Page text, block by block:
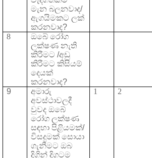
මැන බලනවාද/
ඇගයිමකට ලක්
කරනවාද?
8
ඔබේ රෝග
ලක්ෂණ නැති
කිරීමට /අඩු
කිරීමට කිසියම්
දෙයක්
කරනවාද?
9
අමාරු
අවස්ථාවලදී
වුවද ඔබේ
රෝග ලක්ෂණ
සඳහා පිළියමක්/
විසදුමක් සොයා
ගැනීමට ඔබ
දිගින් දිගටම
1 2